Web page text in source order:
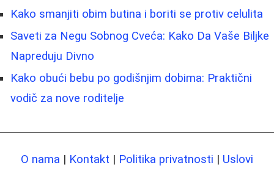
Kako smanjiti obim butina i boriti se protiv celulita
Saveti za Negu Sobnog Cveća: Kako Da Vaše Biljke
Napreduju Divno
Kako obući bebu po godišnjim dobima: Praktični
vodič za nove roditelje
O nama | Kontakt | Politika privatnosti | Uslovi